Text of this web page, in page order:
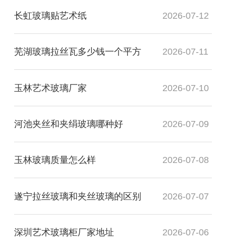
长虹玻璃贴艺术纸 2026-07-12
芜湖玻璃拉丝瓦多少钱一个平方 2026-07-11
玉林艺术玻璃厂家 2026-07-10
河池夹丝和夹绢玻璃哪种好 2026-07-09
玉林玻璃质量怎么样 2026-07-08
遂宁拉丝玻璃和夹丝玻璃的区别 2026-07-07
深圳艺术玻璃柜厂家地址 2026-07-06